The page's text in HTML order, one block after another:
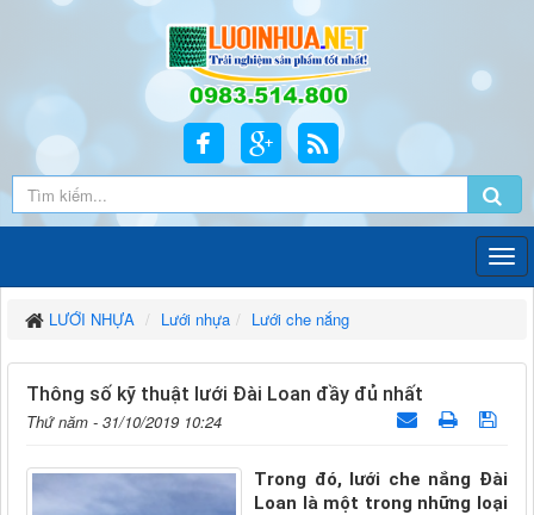
LƯỚI NHỰA Lưới nhựa Lưới che nắng
Thông số kỹ thuật lưới Đài Loan đầy đủ nhất
Thứ năm - 31/10/2019 10:24
Trong đó, lưới che nắng Đài
Loan là một trong những loại